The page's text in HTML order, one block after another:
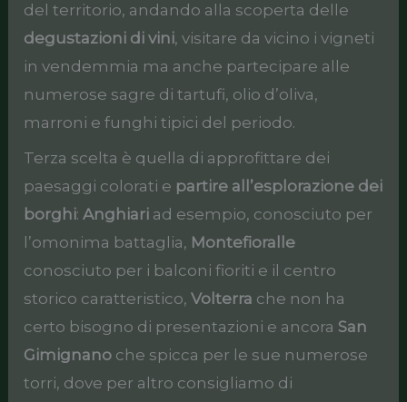
del territorio, andando alla scoperta delle
degustazioni di vini, visitare da vicino i vigneti
in vendemmia ma anche partecipare alle
numerose sagre di tartufi, olio d’oliva,
marroni e funghi tipici del periodo.
Terza scelta è quella di approfittare dei
paesaggi colorati e partire all’esplorazione dei
borghi:Anghiari ad esempio, conosciuto per
l’omonima battaglia, Montefioralle
conosciuto per i balconi fioriti e il centro
storico caratteristico,Volterra che non ha
certo bisogno di presentazioni e ancora San
Gimignano che spicca per le sue numerose
torri, dove per altro consigliamo di